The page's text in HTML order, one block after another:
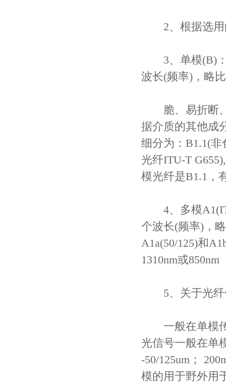
2、根据选用
3、单模(B)：
波长(频率)，略
脆、易折断、
据介质的其他成
细分为：B1.1(
光纤ITU-T
模光纤是B1.1，
4、多模
个波长(频率)，
A1a(50/125)和
1310nm或850nm
5、关于光纤
一般在单模传
光信号一般在单
-50/125um；
模的用于野外用